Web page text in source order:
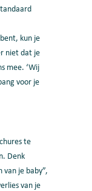
kun je
niet dat je
mee. ‘Wij
voor je
te
Denk
van je baby”,
van je